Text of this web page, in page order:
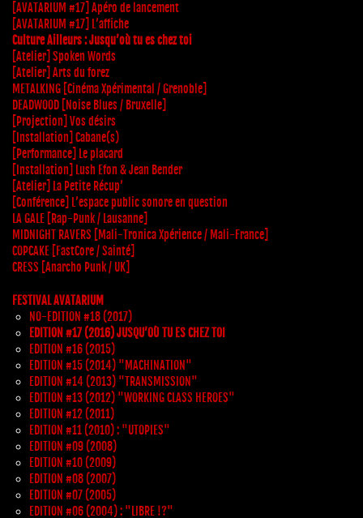
[AVATARIUM #17] Apéro de lancement
[AVATARIUM #17] L’affiche
Culture Ailleurs : Jusqu’où tu es chez toi
[Atelier] Spoken Words
[Atelier] Arts du forez
METALKING [Cinéma Xpérimental / Grenoble]
DEADWOOD [Noise Blues / Bruxelle]
[Projection] Vos désirs
[Installation] Cabane(s)
[Performance] Le placard
[Installation] Lush Efon & Jean Bender
[Atelier] La Petite Récup’
[Conférence] L’espace public sonore en question
LA GALE [Rap-Punk / Lausanne]
MIDNIGHT RAVERS [Mali-Tronica Xpérience / Mali-France]
COPCAKE [FastCore / Sainté]
CRESS [Anarcho Punk / UK]
FESTIVAL AVATARIUM
NO-EDITION #18 (2017)
EDITION #17 (2016) JUSQU’OÙ TU ES CHEZ TOI
EDITION #16 (2015)
EDITION #15 (2014) "MACHINATION"
EDITION #14 (2013) "TRANSMISSION"
EDITION #13 (2012) "WORKING CLASS HEROES"
EDITION #12 (2011)
EDITION #11 (2010) : "UTOPIES"
EDITION #09 (2008)
EDITION #10 (2009)
EDITION #08 (2007)
EDITION #07 (2005)
EDITION #06 (2004) : "LIBRE !?"